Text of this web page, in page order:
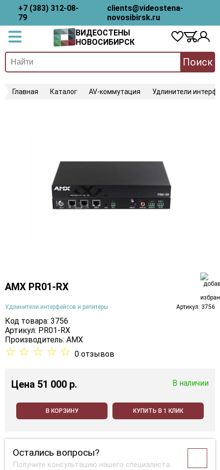
+7 (383) 312-08-
79
clients@videostena-
novosibirsk.ru
ВИДЕОСТЕНЫ
НОВОСИБИРСК
Поиск
Главная Каталог AV-коммутация Удлинители
AMX PR01-RX
Удлинители интерфейсов и репитеры Артикул: 3756
Код товара: 3756
Артикул: PR01-RX
Производитель: AMX
☆ ☆ ☆ ☆ ☆ 0 отзывов
Цена 51 000 p. В наличии
В КОРЗИНУ КУПИТЬ В 1 КЛИК
Остались вопросы?
Получите консультацию нашего специалиста